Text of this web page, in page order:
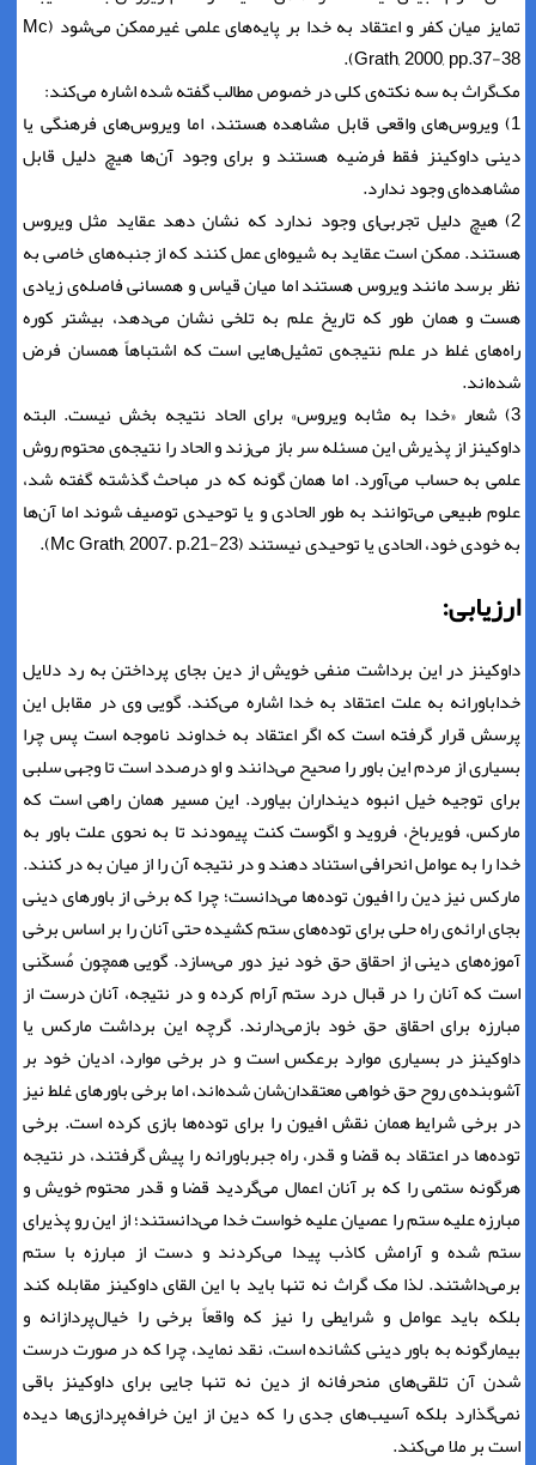
تمایز میان کفر و اعتقاد به خدا بر پایه‌های علمی غیرممکن می‌شود (Mc
Grath, 2000, pp.37-38).
مک‌گراث به سه نکته‌ی کلی در خصوص مطالب گفته شده اشاره می‌کند:
1) ویروس‌های واقعی قابل مشاهده هستند، اما ویروس‌های فرهنگی یا
دینی داوکینز فقط فرضیه هستند و برای وجود آن‌ها هیچ دلیل قابل
مشاهده‌ای وجود ندارد.
2) هیچ دلیل تجربی‌ای وجود ندارد که نشان دهد عقاید مثل ویروس
هستند. ممکن است عقاید به شیوه‌ای عمل کنند که از جنبه‌های خاصی به
نظر برسد مانند ویروس هستند اما میان قیاس و همسانی فاصله‌ی زیادی
هست و همان طور که تاریخ علم به تلخی نشان می‌دهد، بیشتر کوره
راه‌های غلط در علم نتیجه‌ی تمثیل‌هایی است که اشتباهاً همسان فرض
شده‌اند.
3) شعار «خدا به مثابه ویروس» برای الحاد نتیجه بخش نیست. البته
داوکینز از پذیرش این مسئله سر باز می‌زند و الحاد را نتیجه‌ی محتوم روش
علمی به حساب می‌آورد. اما همان گونه که در مباحث گذشته گفته شد،
علوم طبیعی می‌توانند به طور الحادی و یا توحیدی توصیف شوند اما آن‌ها
به خودی خود، الحادی یا توحیدی نیستند (Mc Grath, 2007. p.21-23).
ارزیابی:
داوکینز در این برداشت منفی خویش از دین بجای پرداختن به رد دلایل
خداباورانه به علت اعتقاد به خدا اشاره می‌کند. گویی وی در مقابل این
پرسش قرار گرفته است که اگر اعتقاد به خداوند ناموجه است پس چرا
بسیاری از مردم این باور را صحیح می‌دانند و او درصدد است تا وجهی سلبی
برای توجیه خیل انبوه دینداران بیاورد. این مسیر همان راهی است که
مارکس، فویرباخ، فروید و اگوست کنت پیمودند تا به نحوی علت باور به
خدا را به عوامل انحرافی استناد دهند و در نتیجه آن را از میان به در کنند.
مارکس نیز دین را افیون توده‌ها می‌دانست؛ چرا که برخی از باورهای دینی
بجای ارائه‌ی راه حلی برای توده‌های ستم کشیده حتی آنان را بر اساس برخی
آموزه‌های دینی از احقاق حق خود نیز دور می‌سازد. گویی همچون مُسکّنی
است که آنان را در قبال درد ستم آرام کرده و در نتیجه، آنان درست از
مبارزه برای احقاق حق خود بازمی‌دارند. گرچه این برداشت مارکس یا
داوکینز در بسیاری موارد برعکس است و در برخی موارد، ادیان خود بر
آشوبنده‌ی روح حق خواهی معتقدان‌شان شده‌اند، اما برخی باورهای غلط نیز
در برخی شرایط همان نقش افیون را برای توده‌ها بازی کرده است. برخی
توده‌ها در اعتقاد به قضا و قدر، راه جبرباورانه را پیش گرفتند، در نتیجه
هرگونه ستمی را که بر آنان اعمال می‌گردید قضا و قدر محتوم خویش و
مبارزه علیه ستم را عصیان علیه خواست خدا می‌دانستند؛ از این رو پذیرای
ستم شده و آرامش کاذب پیدا می‌کردند و دست از مبارزه با ستم
برمی‌داشتند. لذا مک گراث نه تنها باید با این القای داوکینز مقابله کند
بلکه باید عوامل و شرایطی را نیز که واقعاً برخی را خیال‌پردازانه و
بیمارگونه به باور دینی کشانده است، نقد نماید، چرا که در صورت درست
شدن آن تلقی‌های منحرفانه از دین نه تنها جایی برای داوکینز باقی
نمی‌گذارد بلکه آسیب‌های جدی را که دین از این خرافه‌پردازی‌ها دیده
است بر ملا می‌کند.